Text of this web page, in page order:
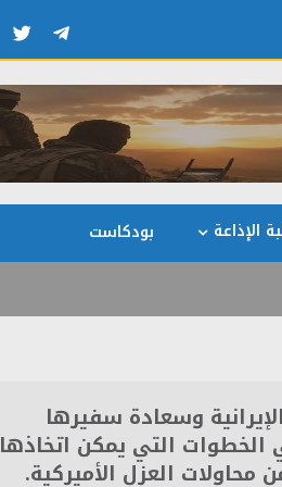
الإذاعة بودكاست
وسعادة سفيرها
التي يمكن اتخاذها
العزل الأميركية.